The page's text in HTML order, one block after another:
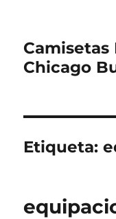
Camisetas
Chicago
Etiqueta: